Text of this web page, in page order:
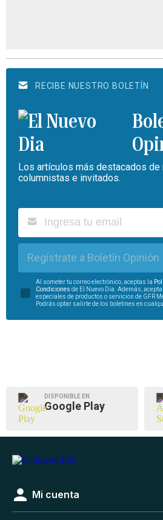
RECIBE NUESTRO BOLETÍN
Los artículos más destacados de
columnistas e invitados.
Regístrate a Boletín Opinión
Al someter tu correo electrónico, aceptas la
Condiciones de El Nuevo Día. Además,
especiales de productos o servicios de GFR
Podrás optar salirte de los boletines en
DISPONIBLE EN
Google Play
Mi cuenta